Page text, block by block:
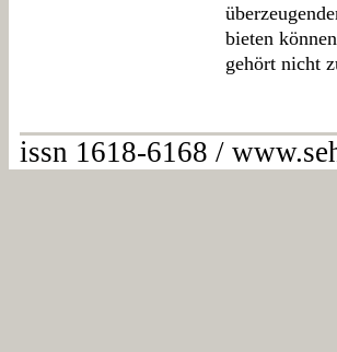
bieten
gehört nicht
issn 1618-6168 /